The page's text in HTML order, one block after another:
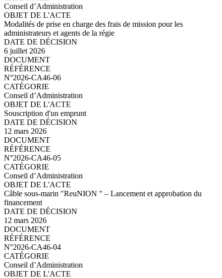
Conseil d’Administration
Modalités de prise en charge des frais de mission pour les
administrateurs et agents de la régie
6 juillet 2026
N°2026-CA46-06
Conseil d’Administration
Souscription d'un emprunt
12 mars 2026
N°2026-CA46-05
Conseil d’Administration
Câble sous-marin "ReuNION " – Lancement et approbation du
financement
12 mars 2026
N°2026-CA46-04
Conseil d’Administration